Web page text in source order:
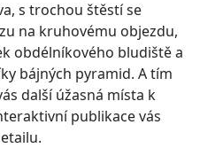
s trochou štěstí se
na kruhovému objezdu,
obdélníkového bludiště a
bájných pyramid. A tím
další úžasná místa k
publikace vás